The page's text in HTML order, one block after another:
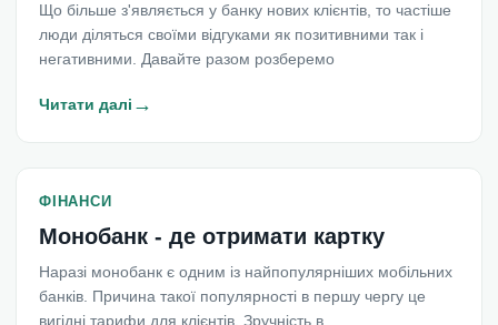
Що більше з'являється у банку нових клієнтів, то частіше
люди діляться своїми відгуками як позитивними так і
негативними. Давайте разом розберемо
Читати далі →
ФІНАНСИ
Монобанк - де отримати картку
Наразі монобанк є одним із найпопулярніших мобільних
банків. Причина такої популярності в першу чергу це
вигідні тарифи для клієнтів. Зручність в